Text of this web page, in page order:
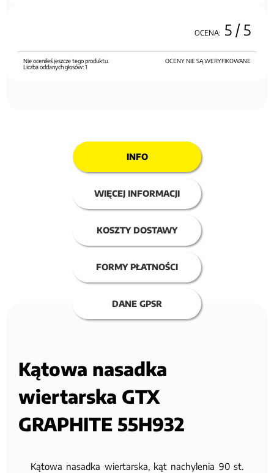
OCENA: 5 / 5
OCENY NIE SĄ WERYFIKOWANE
Nie oceniłeś jeszcze tego produktu.
Liczba oddanych głosów:1
INFO
WIĘCEJ INFORMACJI
KOSZTY DOSTAWY
FORMY PŁATNOŚCI
DANE GPSR
Kątowa nasadka
wiertarska GTX
GRAPHITE 55H932
Kątowa nasadka wiertarska, kąt nachylenia 90 st.